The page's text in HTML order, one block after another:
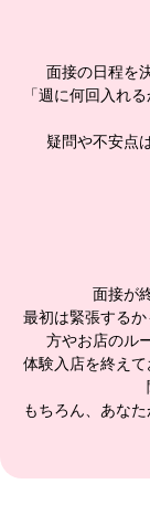
面接の日程を
「週に何回入れ
疑問や不安点
面接が
最初は緊張する
方やお店のル
体験入店を終え
もちろん、あな